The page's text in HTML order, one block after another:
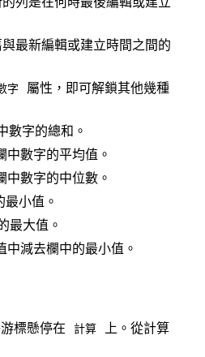
與最新編輯或建立時間之間的
字
屬性，即可解鎖其他幾種
數字的總和。
中數字的平均值。
中數字的中位數。
最小值。
最大值。
中減去欄中的最小值。
標懸停在
計算
上。從計算